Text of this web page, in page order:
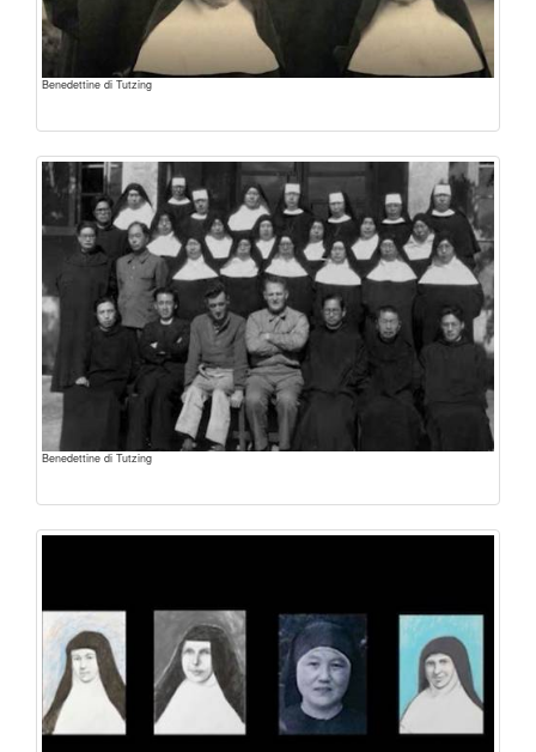
Benedettine di Tutzing
Benedettine di Tutzing